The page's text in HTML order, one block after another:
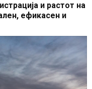
и растот на
ефикасен и